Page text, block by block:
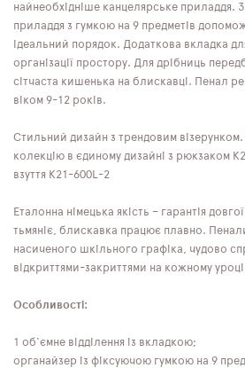
найнеобхідніше канцелярське приладдя.
приладдя з гумкою на 9 предметів
ідеальний порядок. Додаткова вкладка
організації простору. Для дрібниць
сітчаста кишенька на блискавці. Пенал
віком 9-12 років.
Стильний дизайн з трендовим візерунком.
колекцію в єдиному дизайні з рюкзаком
взуття K21-600L-2
Еталонна німецька якість – гарантія
тьмяніє, блискавка працює плавно.
насиченого шкільного графіка, чудово
відкриттями-закриттями на кожному
Особливості:
1 об'ємне відділення із вкладкою;
органайзер із фіксуючою гумкою на 9